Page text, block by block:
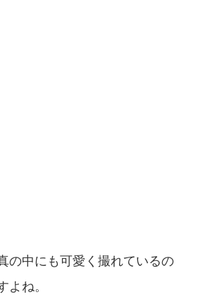
の中にも可愛く撮れているの
ね。